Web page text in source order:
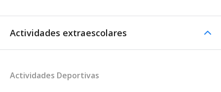
Actividades extraescolares
Actividades Deportivas